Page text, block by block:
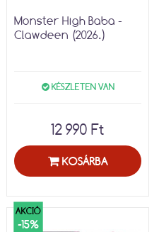
Monster High Baba -
Clawdeen (2026.)
KÉSZLETEN VAN
12 990 Ft
KOSÁRBA
AKCIÓ
-15%